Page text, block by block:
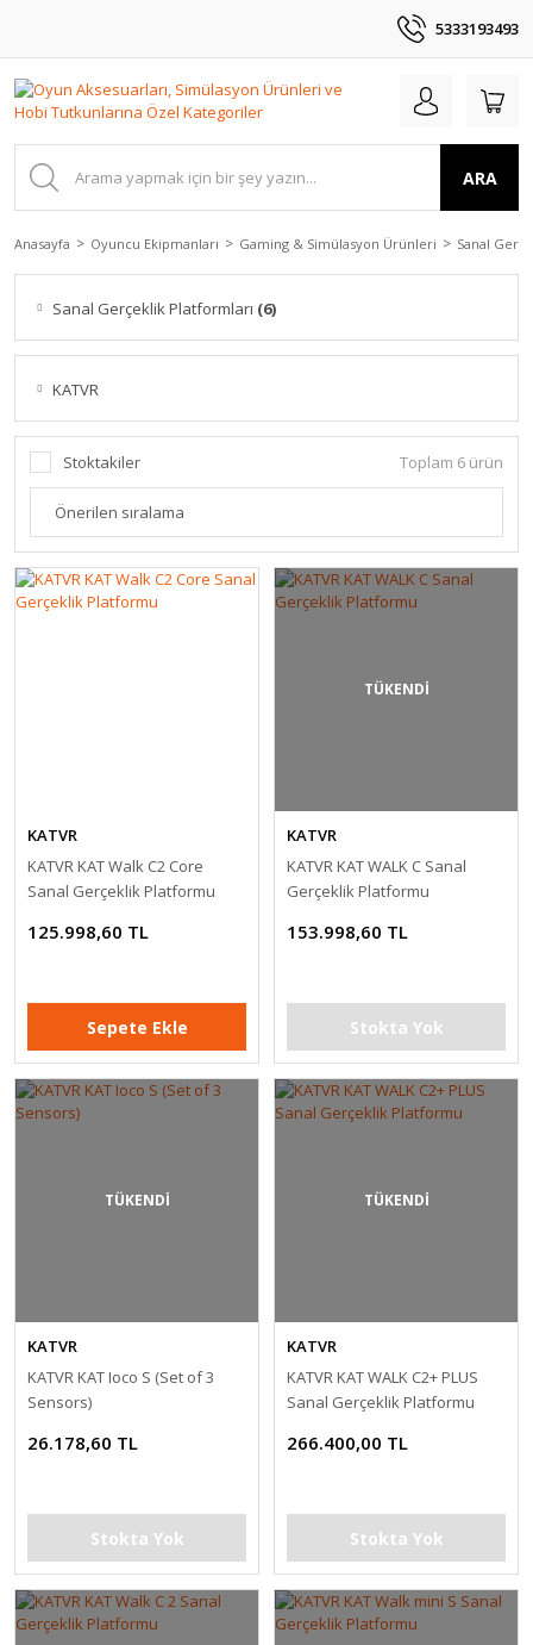
5333193493
ARA
Anasayfa Oyuncu Ekipmanları Gaming & Simülasyon Ürünleri Sanal
Sanal Gerçeklik Platformları (6)
KATVR
Stoktakiler Toplam 6 ürün
KATVR
KATVR KAT Walk C2 Core
Sanal Gerçeklik Platformu
125.998,60 TL
Sepete Ekle
TÜKENDİ
KATVR
KATVR KAT WALK C Sanal
Gerçeklik Platformu
153.998,60 TL
Stokta Yok
TÜKENDİ
KATVR
KATVR KAT Ioco S (Set of 3
Sensors)
26.178,60 TL
Stokta Yok
TÜKENDİ
KATVR
KATVR KAT WALK C2+ PLUS
Sanal Gerçeklik Platformu
266.400,00 TL
Stokta Yok